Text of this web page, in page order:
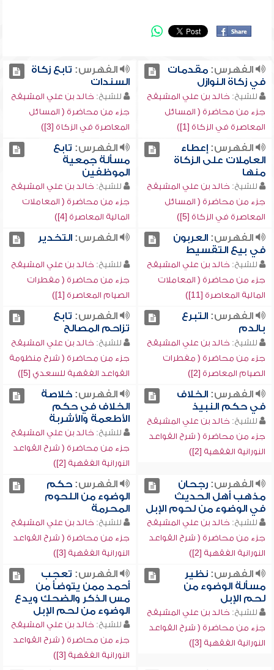
الفهرس:مقدمات
في زكاة النوازل
للشيخ: خالد بن علي المشيقح
جزء من محاضرة ( المسائل
المعاصرة في الزكاة [1])
الفهرس: تابع زكاة
السندات
للشيخ: خالد بن علي المشيقح
جزء من محاضرة ( المسائل
المعاصرة في الزكاة [3])
الفهرس:إعطاء
العاملات على الزكاة
منها
للشيخ: خالد بن علي المشيقح
جزء من محاضرة ( المسائل
المعاصرة في الزكاة [5])
الفهرس: تابع
مسألة جمعية
الموظفين
للشيخ: خالد بن علي المشيقح
جزء من محاضرة ( المعاملات
المالية المعاصرة [4])
الفهرس:العربون
في بيع التقسيط
للشيخ: خالد بن علي المشيقح
جزء من محاضرة ( المعاملات
المالية المعاصرة [11])
الفهرس:التخدير
للشيخ: خالد بن علي المشيقح
جزء من محاضرة ( مفطرات
الصيام المعاصرة [1])
الفهرس:التبرع
بالدم
للشيخ: خالد بن علي المشيقح
جزء من محاضرة ( مفطرات
الصيام المعاصرة [2])
الفهرس: تابع
تزاحم المصالح
للشيخ: خالد بن علي المشيقح
جزء من محاضرة ( شرح منظومة
القواعد الفقهية للسعدي [5])
الفهرس:الخلاف
في حكم النبيذ
للشيخ: خالد بن علي المشيقح
جزء من محاضرة ( شرح القواعد
النورانية الفقهية [2])
الفهرس:خلاصة
الخلاف في حكم
الأطعمة والأشربة
للشيخ: خالد بن علي المشيقح
جزء من محاضرة ( شرح القواعد
النورانية الفقهية [2])
الفهرس:رجحان
مذهب أهل الحديث
في الوضوء من لحوم الإبل
للشيخ: خالد بن علي المشيقح
جزء من محاضرة ( شرح القواعد
النورانية الفقهية [2])
الفهرس:حكم
الوضوء من اللحوم
المحرمة
للشيخ: خالد بن علي المشيقح
جزء من محاضرة ( شرح القواعد
النورانية الفقهية [3])
الفهرس:نظير
مسألة الوضوء من
لحم الإبل
للشيخ: خالد بن علي المشيقح
جزء من محاضرة ( شرح القواعد
النورانية الفقهية [3])
الفهرس: تعجب
أحمد ممن يتوضأ من
مس الذكر والضحك ويدع
الوضوء من لحم الإبل
للشيخ: خالد بن علي المشيقح
جزء من محاضرة ( شرح القواعد
النورانية الفقهية [3])